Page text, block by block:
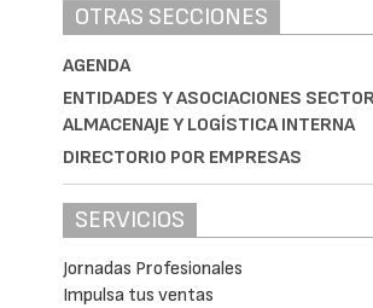
OTRAS SECCIONES
AGENDA
ENTIDADES Y ASOCIACIONES
ALMACENAJE Y LOGÍSTICA INTERNA
DIRECTORIO POR EMPRESAS
SERVICIOS
Jornadas Profesionales
Impulsa tus ventas